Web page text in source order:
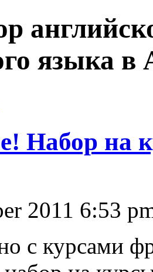
языка в
Набор на
2011 6:53
с курсами